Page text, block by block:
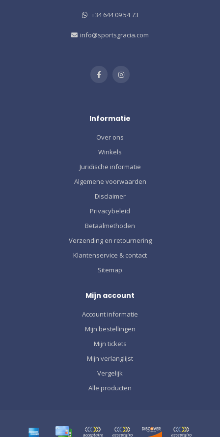
+34 644 09 54 73
info@sportsgracia.com
Informatie
Over ons
Winkels
Juridische informatie
Algemene voorwaarden
Disclaimer
Privacybeleid
Betaalmethoden
Verzending en retournering
Klantenservice & contact
Sitemap
Mijn account
Account informatie
Mijn bestellingen
Mijn tickets
Mijn verlanglijst
Vergelijk
Alle producten